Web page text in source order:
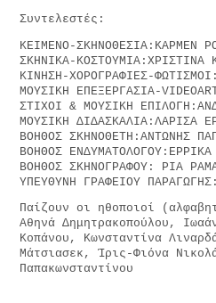
Συντελεστές:
ΚΕΙΜΕΝΟ-ΣΚΗΝΟΘΕΣΙΑ:ΚΑΡΜΕΝ
ΣΚΗΝΙΚΑ-ΚΟΣΤΟΥΜΙΑ:ΧΡΙΣΤΙΝΑ
ΚΙΝΗΣΗ-ΧΟΡΟΓΡΑΦΙΕΣ-
ΜΟΥΣΙΚΗ ΕΠΕΞΕΡΓΑΣΙΑ-
ΣΤΙΧΟΙ & ΜΟΥΣΙΚΗ
ΜΟΥΣΙΚΗ ΔΙΔΑΣΚΑΛΙΑ:ΛΑΡΙΣΑ
ΒΟΗΘΟΣ ΣΚΗΝΟΘΕΤΗ:ΑΝΤΩΝΗΣ
ΒΟΗΘΟΣ
ΒΟΗΘΟΣ ΣΚΗΝΟΓΡΑΦΟΥ: ΡΙΑ
ΥΠΕΥΘΥΝΗ ΓΡΑΦΕΙΟΥ
Παίζουν οι ηθοποιοί
Αθηνά Δημητρακοπούλου,
Κοπάνου, Κωνσταντίνα
Μάτσιασεκ, Ίρις-Φιόνα
Παπακωνσταντίνου